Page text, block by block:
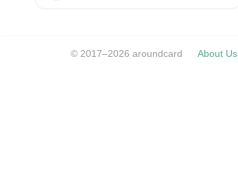
© 2017–2026 aroundcard About Us